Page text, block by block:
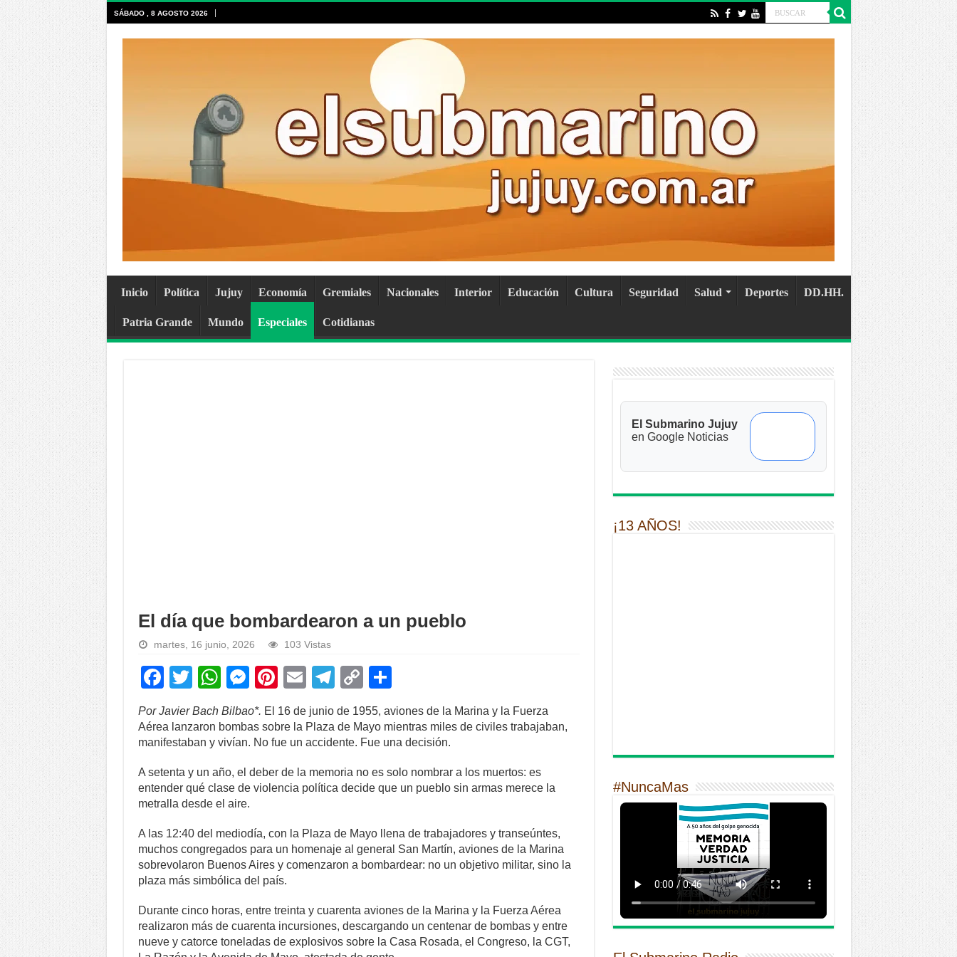
SÁBADO , 8 AGOSTO 2026
Inicio Política Jujuy Economía Gremiales Nacionales Interior Educación Cultura Seguridad Salud Deportes DD.HH.
Patria Grande Mundo Especiales Cotidianas
El día que bombardearon a un pueblo
martes, 16 junio, 2026 103 Vistas
F
a
c
e
b
o
o
k
T
wi
tt
er
W
h
at
s
A
p
p
M
e
ss
e
n
g
er
Pi
nt
er
e
st
E
m
ail
T
el
e
gr
a
m
C
o
p
y
Li
n
h
ar
e
Por Javier Bach Bilbao*. El 16 de junio de 1955, aviones de la Marina y la Fuerza
Aérea lanzaron bombas sobre la Plaza de Mayo mientras miles de civiles trabajaban,
manifestaban y vivían. No fue un accidente. Fue una decisión.
A setenta y un año, el deber de la memoria no es solo nombrar a los muertos: es
entender qué clase de violencia política decide que un pueblo sin armas merece la
metralla desde el aire.
A las 12:40 del mediodía, con la Plaza de Mayo llena de trabajadores y transeúntes,
muchos congregados para un homenaje al general San Martín, aviones de la Marina
sobrevolaron Buenos Aires y comenzaron a bombardear: no un objetivo militar, sino la
plaza más simbólica del país.
Durante cinco horas, entre treinta y cuarenta aviones de la Marina y la Fuerza Aérea
realizaron más de cuarenta incursiones, descargando un centenar de bombas y entre
nueve y catorce toneladas de explosivos sobre la Casa Rosada, el Congreso, la CGT,
El Submarino Jujuy
en Google Noticias
¡13 AÑOS!
#NuncaMas